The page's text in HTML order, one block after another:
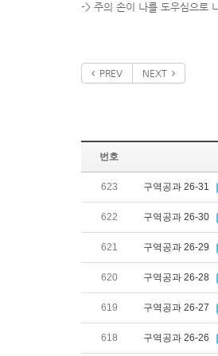
-> 주의 손이 나를 도우심으로
PREV NEXT
번호
623 구역공과 26-31
622 구역공과 26-30
621 구역공과 26-29
620 구역공과 26-28
619 구역공과 26-27
618 구역공과 26-26